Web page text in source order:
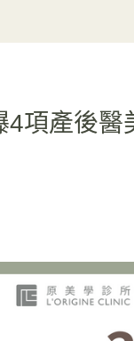
項產後醫